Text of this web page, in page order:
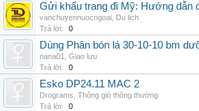
Gửi khẩu trang đi Mỹ: Hướng dẫn
vanchuyennuocngoai Du lịch
Trả lời:
0
Dùng Phân bón lá 30-10-10 bm
nana01
Giao lưu
Trả lời:
0
Esko DP24.11 MAC 2
Drograms Thông gió thông thường
Trả lời:
0